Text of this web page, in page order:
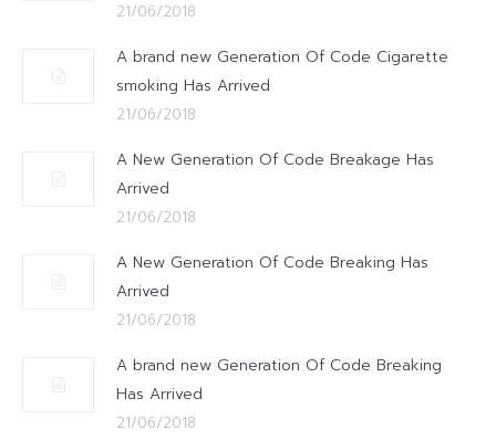
21/06/2018
A brand new Generation Of Code Cigarette
smoking Has Arrived
21/06/2018
A New Generation Of Code Breakage Has
Arrived
21/06/2018
A New Generation Of Code Breaking Has
Arrived
21/06/2018
A brand new Generation Of Code Breaking
Has Arrived
21/06/2018